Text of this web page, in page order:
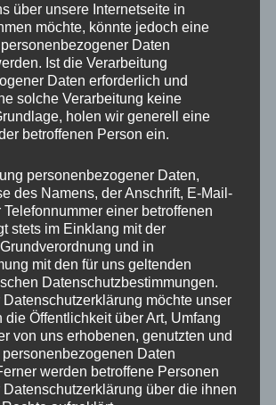
und Polierautomat ASP 206
über unsere Internetseite in
möchte, könnte jedoch eine
Daten
Ist die Verarbeitung
Daten erforderlich und
solche Verarbeitung keine
holen wir generell eine
betroffenen Person ein.
personenbezogener Daten,
des Namens, der Anschrift, E-Mail-
einer betroffenen
stets im Einklang mit der
und in
mit den für uns geltenden
Datenschutzbestimmungen.
Datenschutzerklärung möchte unser
die Öffentlichkeit über Art, Umfang
von uns erhobenen, genutzten und
Daten
werden betroffene Personen
Datenschutzerklärung über die ihnen